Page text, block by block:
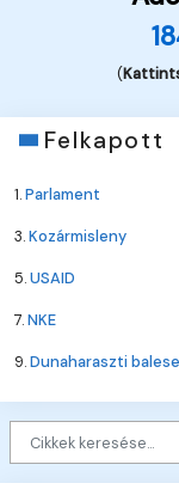
(
Felkapott
1.Parlament
3.Kozármisleny
5.USAID
7.NKE
9.Dunaharaszti